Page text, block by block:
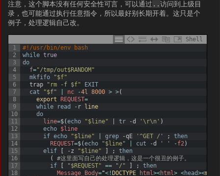
注意，这个脚本没有任何安全性可言，可以通过 ..访问到上级目
录，也可能通过执行任意指令，所以最好别长期开着。这只是个
例子，处理逻辑自己改。
Shell
1
2
3
4
5
6
7
8
9
10
11
12
13
14
15
16
17
18
#!/usr/bin/env bash
while true
do
f="/tmp/out$RANDOM"
mkfifo
"$f"
trap
"rm -f $f"
EXIT
cat
"$f" nc -4l 8000 > >(
export
REQUEST=
while
read - r
line
do
line=$(echo "$line" tr -d '\r\n' )
echo $line
if echo "$line" grep -qE '^GET /' ;
then
REQUEST=$(echo "$line" cut -d ' ' -f2)
elif
- z "$line" ;
then
(
#这里面写自己的处理逻辑，这是一个很丑的例子。
if
"$REQUEST" == "/" ;
then
Message_Body="< ! DOCTYPE html><html> <head><